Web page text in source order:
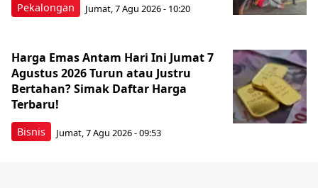
Pekalongan Jumat, 7 Agu 2026 - 10:20
Bisnis
Harga Emas Antam Hari Ini Jumat 7
Agustus 2026 Turun atau Justru
Bertahan? Simak Daftar Harga
Terbaru!
Jumat, 7 Agu 2026 - 09:53